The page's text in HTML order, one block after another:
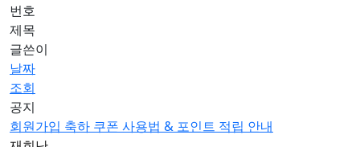
번호
제목
글쓴이
날짜
조회
공지
회원가입 축하 쿠폰 사용법 & 포인트 적립 안내